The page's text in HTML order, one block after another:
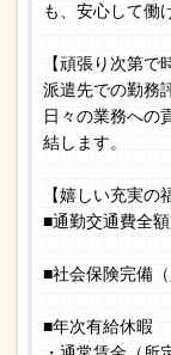
も、安心して働
【頑張り次第で
派遣先での勤務
日々の業務への
結します。
【嬉しい充実の
■通勤交通費全
■社会保険完備
■年次有給休暇